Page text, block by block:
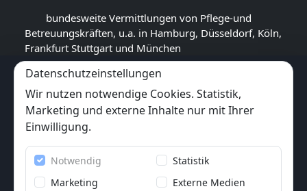
bundesweite Vermittlungen von Pflege-und
Betreuungskräften, u.a. in Hamburg, Düsseldorf, Köln,
Frankfurt Stuttgart und München
GOOGLE BEWERTUNG
★★★★★
( 17 Rezensionen)
6x★★★★★
(6 Bewertungen)
Datenschutzeinstellungen
Wir nutzen notwendige Cookies. Statistik,
Marketing und externe Inhalte nur mit Ihrer
Einwilligung.
Notwendig
Statistik
Marketing
Externe Medien